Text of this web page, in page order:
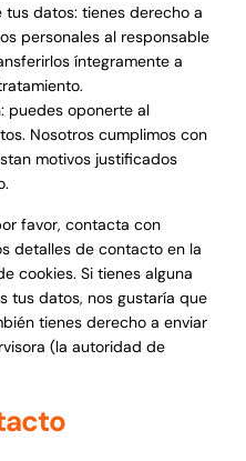
tus datos: tienes derecho a
personales al responsable
íntegramente a
puedes oponerte al
Nosotros cumplimos con
motivos justificados
favor, contacta con
detalles de contacto en la
cookies. Si tienes alguna
tus datos, nos gustaría que
tienes derecho a enviar
(la autoridad de